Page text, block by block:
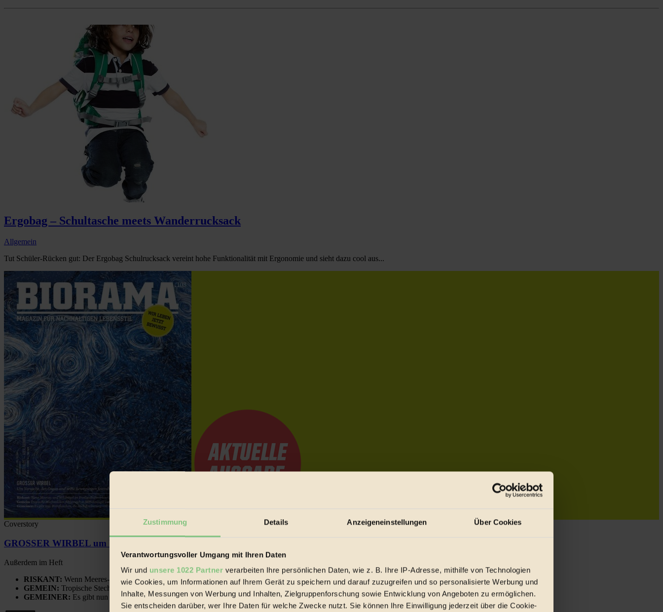
Zustimmung Details Anzeigeneinstellungen Über Cookies
Verantwortungsvoller Umgang mit Ihren Daten
Wir und unsere 1022 Partner verarbeiten Ihre persönlichen Daten, wie z. B. Ihre IP-Adresse, mithilfe von Technologien
wie Cookies, um Informationen auf Ihrem Gerät zu speichern und darauf zuzugreifen und so personalisierte Werbung und
Inhalte, Messungen von Werbung und Inhalten, Zielgruppenforschung sowie Entwicklung von Angeboten zu ermöglichen.
Sie entscheiden darüber, wer Ihre Daten für welche Zwecke nutzt. Sie können Ihre Einwilligung jederzeit über die Cookie-
Ergobag – Schultasche meets Wanderrucksack
Allgemein
Tut Schüler-Rücken gut: Der Ergobag Schulrucksack vereint hohe Funktionalität mit Ergonomie und sieht dazu cool aus...
Coverstory
GROSSER WIRBEL um Versuche, den Ozean und seine Bewegungen festzuhalten.
Außerdem im Heft
RISKANT: Wenn Meeres- und Wildvögel im Freilandhühnerbetrieb vorbeischauen.
GEMEIN: Tropische Stechmücken fühlen sich in Mitteleuropa inziwschen oft zu Hause.
GEMEINER: Es gibt nun Weinflaschen, die nach Entleerung voll wieder zu dir zurückkommen.